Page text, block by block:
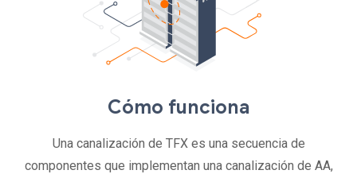
Cómo funciona
Una canalización de TFX es una secuencia de
componentes que implementan una canalización de AA,